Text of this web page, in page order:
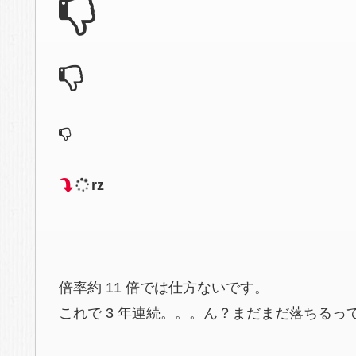
rz
倍率約 11 倍では仕方ないです。
これで 3 年連続。。。ん？まだまだ落ちるっ